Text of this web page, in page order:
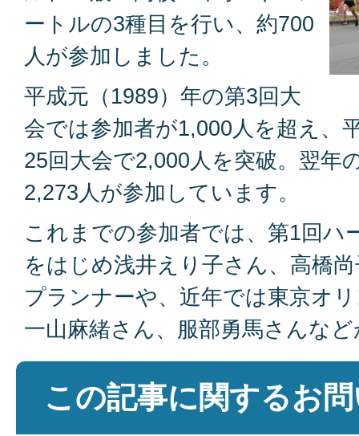
ートルの3種目を行い、約700
人が参加しました。
平成元（1989）年の第3回大
会では参加者が1,000人を超え、
25回大会で2,000人を突破。翌年
2,273人が参加しています。
これまでの参加者では、第1回ハ
をはじめ浅井えり子さん、高橋
プランナーや、近年では東京オ
一山麻緒さん、服部勇馬さんな
この記事に関するお